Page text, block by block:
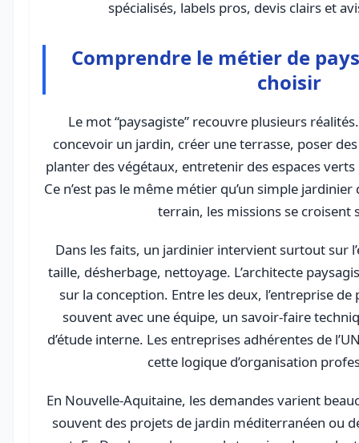
spécialisés, labels pros, devis clairs et
Comprendre le métier de
choisir
Le mot “paysagiste” recouvre plusieurs
concevoir un jardin, créer une terrasse, poser
planter des végétaux, entretenir des espaces
Ce n’est pas le même métier qu’un simple
terrain, les missions se croisent
Dans les faits, un jardinier intervient surtout sur
taille, désherbage, nettoyage. L’architecte
sur la conception. Entre les deux, l’entreprise
souvent avec une équipe, un savoir-faire
d’étude interne. Les entreprises adhérentes de
cette logique d’organisation
En Nouvelle-Aquitaine, les demandes varient
souvent des projets de jardin méditerranéen ou